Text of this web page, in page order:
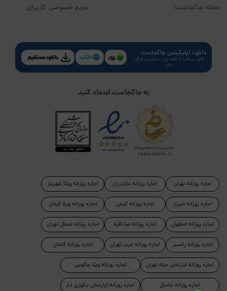
مجله جاکجاست حریم خصوصی کاربران
دانلود اپلیکیشن جاکجاست
قابل دریافت از کافه بازار، مایکت و گوگل
پلی
به جاکجاست اعتماد کنید
اجاره روزانه تهران
اجاره روزانه شیراز
اجاره روزانه اصفهان
اجاره روزانه رامسر
اجاره روزانه مازندران
اجاره روزانه کیش
اجاره روزانه صادقیه
اجاره روزانه غرب تهران
اجاره روزانه ویلا شهریار
اجاره روزانه ویلا کردان
اجاره روزانه شمال تهران
اجاره روزانه کاشان
اجاره روزانه آپارتمان مبله تهران
اجاره روزانه ماسال
اجاره روزانه ویلا چالوس
اجاره روزانه آپارتمان جکوزی دار